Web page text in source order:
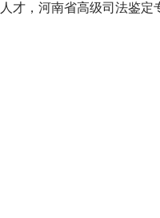
才，河南省高级司法鉴